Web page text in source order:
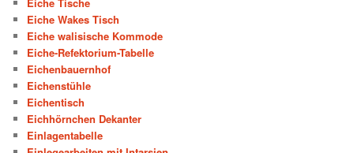
Eiche Wakes Tisch
Eiche walisische Kommode
Eiche-Refektorium-Tabelle
Eichenbauernhof
Eichenstühle
Eichentisch
Eichhörnchen Dekanter
Einlagentabelle